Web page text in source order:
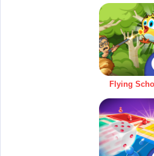
Flying